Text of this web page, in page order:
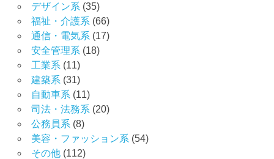
デザイン系 (35)
福祉・介護系 (66)
通信・電気系 (17)
安全管理系 (18)
工業系 (11)
建築系 (31)
自動車系 (11)
司法・法務系 (20)
公務員系 (8)
美容・ファッション系 (54)
その他(112)